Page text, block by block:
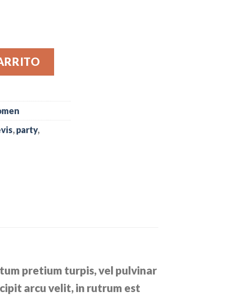
May cantidad
,party,
pretium turpis, vel pulvinar
arcu velit, in rutrum est